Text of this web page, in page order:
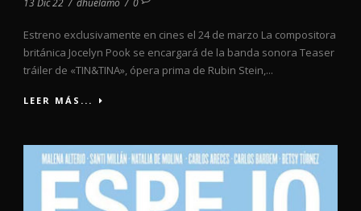
13 Dic 22 / dhuelamo / 0
Estreno exclusivamente en cines el 24 de marzo La compositora
británica Jocelyn Pook se encargará de la banda sonora​ Teaser
tráiler de «TIN&TINA», ópera prima de Rubin Stein,...
LEER MÁS...